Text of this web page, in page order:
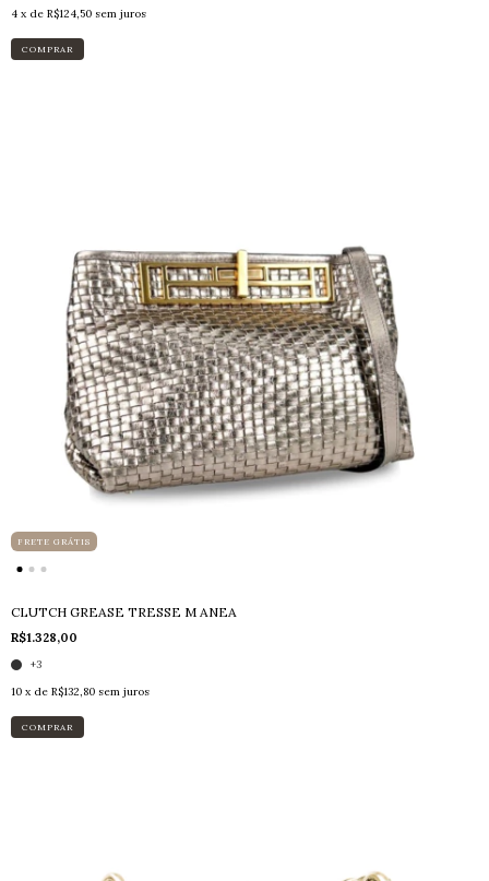
4 x de R$124,50 sem juros
COMPRAR
FRETE GRÁTIS
CLUTCH GREASE TRESSE M ANEA
R$1.328,00
+3
10 x de R$132,80 sem juros
COMPRAR